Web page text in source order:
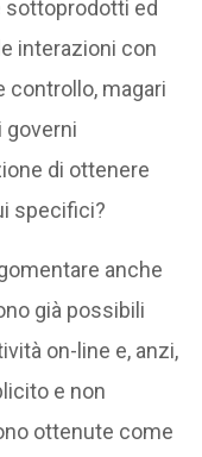
sottoprodotti ed
interazioni con
controllo, magari
governi
di ottenere
specifici?
anche
già possibili
on-line e, anzi,
e non
ottenute come